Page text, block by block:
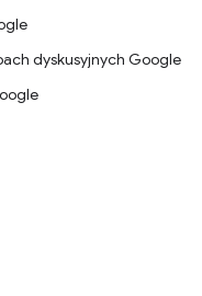
dyskusyjnych Google